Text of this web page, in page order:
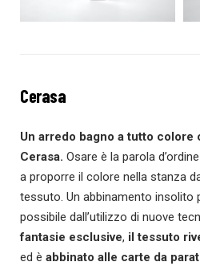
Cerasa
Un arredo bagno a tutto colore
Cerasa. Osare è la parola
a proporre il colore nella stanza
tessuto. Un abbinamento insolito
possibile dall’utilizzo di nuove
fantasie esclusive, il tessuto
ed è abbinato alle carte da